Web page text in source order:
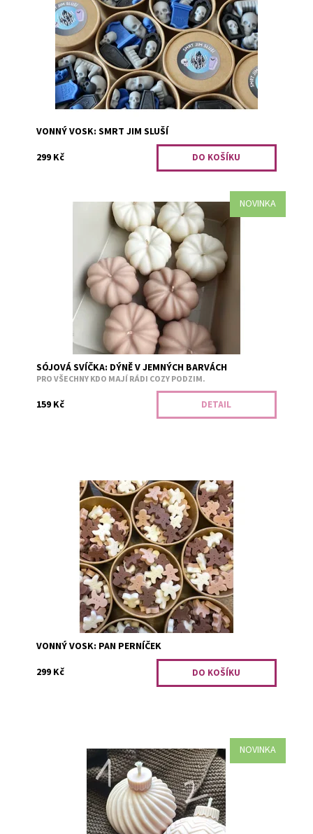
krásně voní. Černá - javor,...
Dostupnost:
Skladem 3
Kód:
3145
VONNÝ VOSK: SMRT JIM SLUŠÍ
299 Kč
NOVINKA
Oranžová dýně se stala ikonou e-shopu, nyní jsou tu její
jemnější varianty. Krémová dýně voní po podzimním
koření. Bílá jako čerstvě...
Dostupnost:
Skladem 2
3159/KRE
SÓJOVÁ SVÍČKA: DÝNĚ V JEMNÝCH BARVÁCH
PRO VŠECHNY KDO MAJÍ RÁDI COZY PODZIM.
159 Kč DETAIL
Pan Perníček přijde k vám domů i s celou rodinou. Bílá -
vanilka. Tmavě hnědá - čokoládový perník. Světle hnědá -
tradiční perník....
Dostupnost:
Skladem 7
3150
VONNÝ VOSK: PAN PERNÍČEK
299 Kč
NOVINKA
Krémové vánoční baňky voní jako sváteční pečení
vánočního cukroví. Jedna svíčka má 175 - 185 gramů.
Vybrat si můžete ze dvou jemným...
Dostupnost:
Předobjednávka
3183/VZO